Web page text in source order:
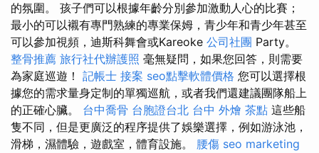
的氛圍。 孩子們可以根據年齡分別參加激動人心的比賽；
最小的可以襯有專門熟練的專業保姆，青少年和青少年甚至
可以參加視頻，迪斯科舞會或Kareoke 公司社團 Party。
整骨推薦 旅行社代辦護照 毫無疑問，如果您回答，則需要
為家庭巡遊！ 記帳士 接案 seo點擊軟體價格 您可以選擇根
據您的需求量身定制的單獨巡航，或者我們還建議團隊船上
的正確心臟。 台中喬骨 台胞證台北 台中 外燴 茶點 這些船
隻不同，但是更廣泛的程序提供了娛樂選擇，例如游泳池，
滑梯，濕體驗，遊戲室，體育設施。 腰傷 seo marketing